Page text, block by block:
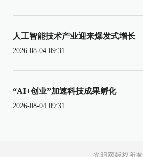
人工智能技术产业迎来爆发式增长
2026-08-04 09:31
“AI+创业”加速科技成果孵化
2026-08-04 09:31